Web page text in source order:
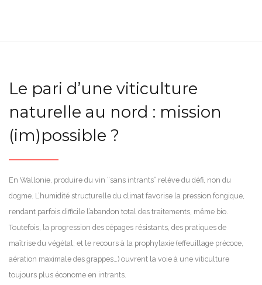
Le pari d’une viticulture
naturelle au nord : mission
(im)possible ?
En Wallonie, produire du vin “sans intrants” relève du défi, non du
dogme. L’humidité structurelle du climat favorise la pression fongique,
rendant parfois difficile l’abandon total des traitements, même bio.
Toutefois, la progression des cépages résistants, des pratiques de
maîtrise du végétal, et le recours à la prophylaxie (effeuillage précoce,
aération maximale des grappes…) ouvrent la voie à une viticulture
toujours plus économe en intrants.